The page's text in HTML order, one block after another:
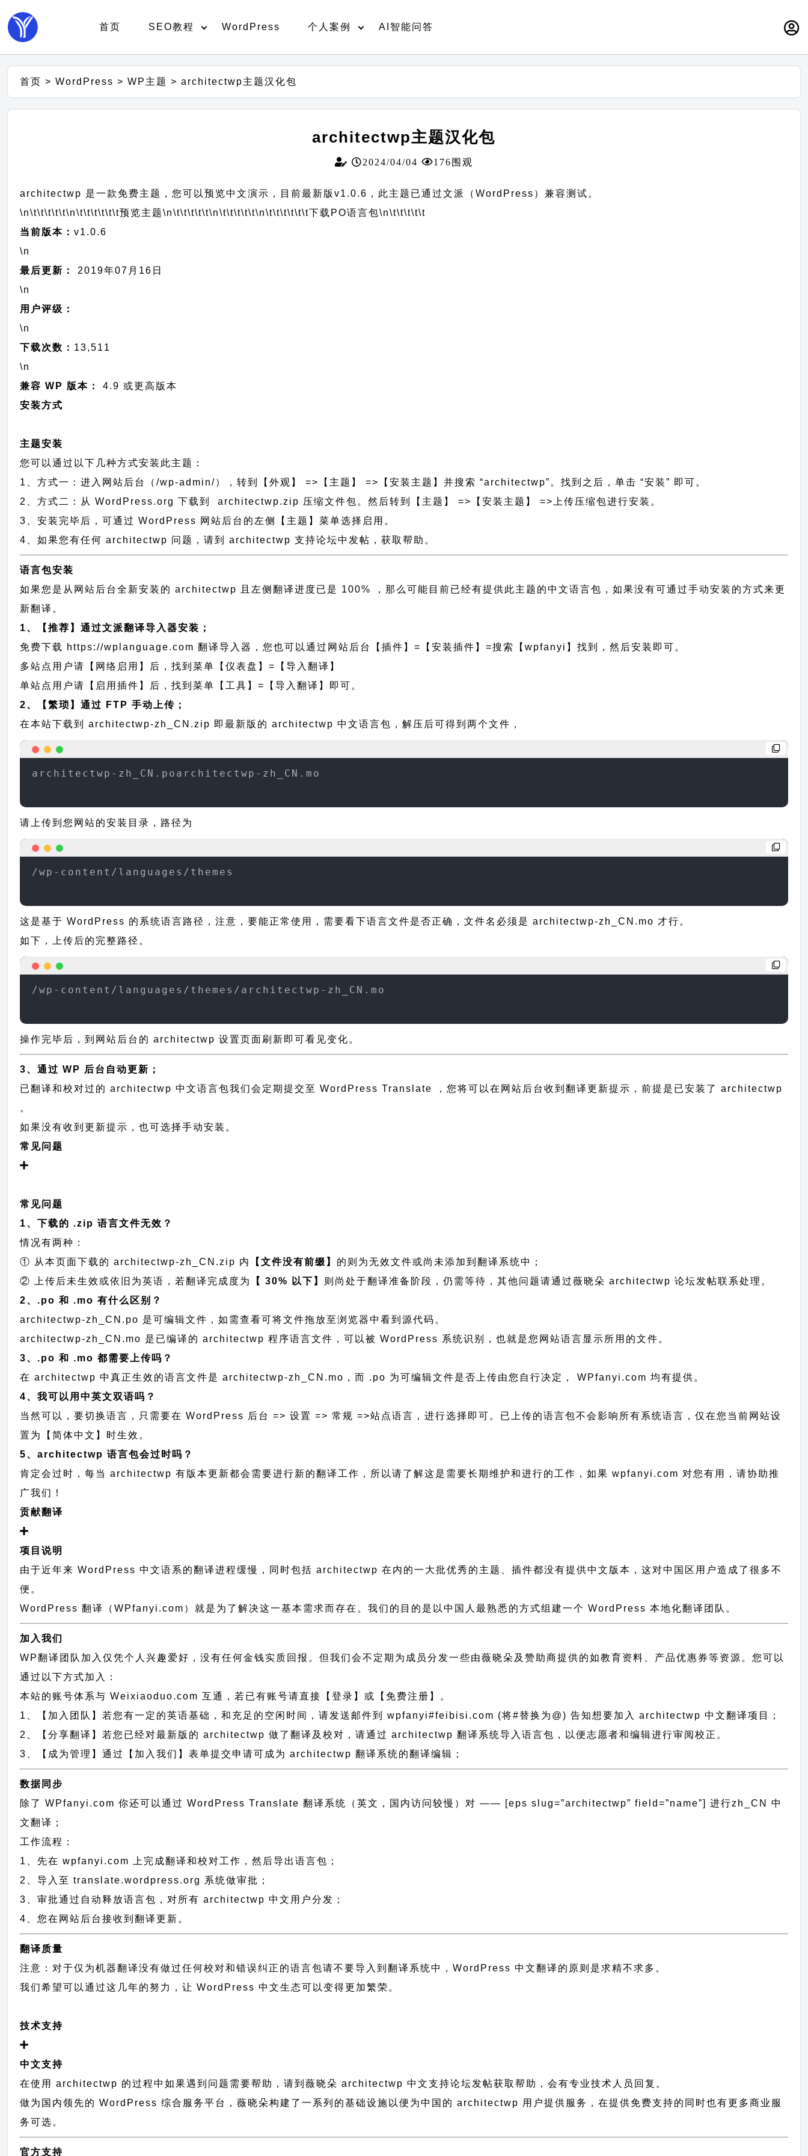
首页 SEO教程 WordPress 个人案例 AI智能问答
首页 >WordPress >WP主题 >architectwp主题汉化包
architectwp主题汉化包
2024/04/04 176围观
architectwp 是一款免费主题，您可以预览中文演示，目前最新版v1.0.6，此主题已通过文派（WordPress）兼容测试。
\n\t\t\t\t\t\n\t\t\t\t\t\t预览主题\n\t\t\t\t\t\n\t\t\t\t\t\n\t\t\t\t\t\t下载PO语言包\n\t\t\t\t\t
当前版本：v1.0.6
\n
最后更新：
2019年07月16日
\n
用户评级：
\n
下载次数： 13,511
\n
兼容 WP 版本：
4.9 或更高版本
安装方式
主题安装
您可以通过以下几种方式安装此主题：
1、方式一：进入网站后台（/wp-admin/），转到【外观】 =>【主题】 =>【安装主题】并搜索 “architectwp”。找到之后，单击 “安装” 即可。
2、方式二：从 WordPress.org 下载到 architectwp.zip 压缩文件包。然后转到【主题】 =>【安装主题】 =>上传压缩包进行安装。
3、安装完毕后，可通过 WordPress 网站后台的左侧【主题】菜单选择启用。
4、如果您有任何 architectwp 问题，请到 architectwp 支持论坛中发帖，获取帮助。
语言包安装
如果您是从网站后台全新安装的 architectwp 且左侧翻译进度已是 100% ，那么可能目前已经有提供此主题的中文语言包，如果没有可通过手动安装的方式来更
新翻译。
1、【推荐】通过文派翻译导入器安装；
免费下载 https://wplanguage.com 翻译导入器，您也可以通过网站后台【插件】=【安装插件】=搜索【wpfanyi】找到，然后安装即可。
多站点用户请【网络启用】后，找到菜单【仪表盘】=【导入翻译】
单站点用户请【启用插件】后，找到菜单【工具】=【导入翻译】即可。
2、【繁琐】通过 FTP 手动上传；
在本站下载到architectwp-zh_CN.zip 即最新版的 architectwp 中文语言包，解压后可得到两个文件，
architectwp-zh_CN.poarchitectwp-zh_CN.mo
请上传到您网站的安装目录，路径为
/wp-content/languages/themes
这是基于 WordPress 的系统语言路径，注意，要能正常使用，需要看下语言文件是否正确，文件名必须是 architectwp-zh_CN.mo 才行。
如下，上传后的完整路径。
/wp-content/languages/themes/architectwp-zh_CN.mo
操作完毕后，到网站后台的 architectwp 设置页面刷新即可看见变化。
3、通过 WP 后台自动更新；
已翻译和校对过的 architectwp 中文语言包我们会定期提交至 WordPress Translate ，您将可以在网站后台收到翻译更新提示，前提是已安装了 architectwp
。
如果没有收到更新提示，也可选择手动安装。
常见问题
常见问题
1、下载的 .zip 语言文件无效？
情况有两种：
① 从本页面下载的 architectwp-zh_CN.zip 内
【文件没有前缀】 的则为无效文件或尚未添加到翻译系统中；
② 上传后未生效或依旧为英语，若翻译完成度为
【 30% 以下】 则尚处于翻译准备阶段，仍需等待，其他问题请通过薇晓朵 architectwp 论坛发帖联系处理。
2、.po 和 .mo 有什么区别？
architectwp-zh_CN.po 是可编辑文件，如需查看可将文件拖放至浏览器中看到源代码。
architectwp-zh_CN.mo 是已编译的 architectwp 程序语言文件，可以被 WordPress 系统识别，也就是您网站语言显示所用的文件。
3、.po 和 .mo 都需要上传吗？
在 architectwp 中真正生效的语言文件是 architectwp-zh_CN.mo，而 .po 为可编辑文件是否上传由您自行决定， WPfanyi.com 均有提供。
4、我可以用中英文双语吗？
当然可以，要切换语言，只需要在 WordPress 后台 => 设置 => 常规 =>站点语言，进行选择即可。已上传的语言包不会影响所有系统语言，仅在您当前网站设
置为【简体中文】时生效。
5、architectwp 语言包会过时吗？
肯定会过时，每当 architectwp 有版本更新都会需要进行新的翻译工作，所以请了解这是需要长期维护和进行的工作，如果 wpfanyi.com 对您有用，请协助推
广我们！
贡献翻译
项目说明
由于近年来 WordPress 中文语系的翻译进程缓慢，同时包括 architectwp 在内的一大批优秀的主题、插件都没有提供中文版本，这对中国区用户造成了很多不
便。
WordPress 翻译（WPfanyi.com） 就是为了解决这一基本需求而存在。我们的目的是以中国人最熟悉的方式组建一个 WordPress 本地化翻译团队。
加入我们
WP翻译团队加入仅凭个人兴趣爱好，没有任何金钱实质回报。但我们会不定期为成员分发一些由薇晓朵及赞助商提供的如教育资料、产品优惠券等资源。您可以
通过以下方式加入：
本站的账号体系与Weixiaoduo.com 互通，若已有账号请直接【登录】或【免费注册】。
1、【加入团队】若您有一定的英语基础，和充足的空闲时间，请发送邮件到 wpfanyi#feibisi.com (将#替换为@) 告知想要加入 architectwp 中文翻译项目；
2、【分享翻译】若您已经对最新版的 architectwp 做了翻译及校对，请通过 architectwp 翻译系统导入语言包，以便志愿者和编辑进行审阅校正。
3、【成为管理】通过【加入我们】表单提交申请可成为 architectwp 翻译系统的翻译编辑；
数据同步
除了 WPfanyi.com 你还可以通过WordPress Translate 翻译系统（英文，国内访问较慢）对 —— [eps slug=”architectwp” field=”name”]进行zh_CN
中
文翻译；
工作流程：
1、先在 wpfanyi.com 上完成翻译和校对工作，然后导出语言包；
2、导入至 translate.wordpress.org 系统做审批；
3、审批通过自动释放语言包，对所有 architectwp 中文用户分发；
4、您在网站后台接收到翻译更新。
翻译质量
注意：对于仅为机器翻译没有做过任何校对和错误纠正的语言包请不要导入到翻译系统中，WordPress 中文翻译的原则 是求精不求多。
我们希望可以通过这几年的努力，让 WordPress 中文生态可以变得更加繁荣。
技术支持
中文支持
在使用 architectwp 的过程中如果遇到问题需要帮助，请到薇晓朵 architectwp 中文支持论坛发帖获取帮助，会有专业技术人员回复。
做为国内领先的 WordPress 综合服务平台，薇晓朵构建了一系列的基础设施以便为中国的 architectwp 用户提供服务，在提供免费支持的同时也有更多商业服
务可选。
官方支持